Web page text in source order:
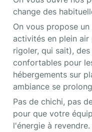
change des
On vous propose
activités en plein air
rigoler, qui sait),
confortables pour
hébergements sur
ambiance se
Pas de chichi, pas
pour que votre
l'énergie à revendre.